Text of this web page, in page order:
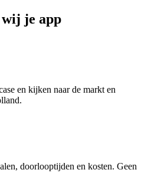
je app
en kijken naar de markt en
doorlooptijden en kosten. Geen